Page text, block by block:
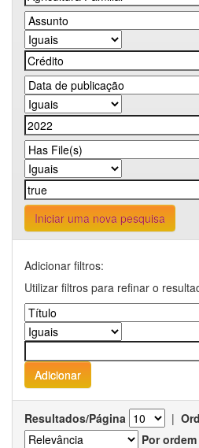
Iniciar uma nova pesquisa
Adicionar filtros:
Utilizar filtros para refinar o
Resultados/Página |
Por ordem